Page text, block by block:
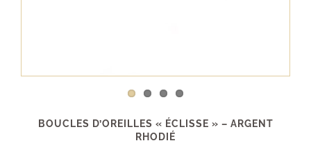
BOUCLES D’OREILLES « ÉCLISSE » – ARGENT
RHODIÉ